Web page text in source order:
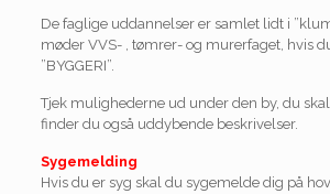
De faglige uddannelser er samlet lidt i
møder VVS- , tømrer- og murerfaget, hvis
”BYGGERI”.
Tjek mulighederne ud under den by, du
finder du også uddybende beskrivelser.
Sygemelding
Hvis du er syg skal du sygemelde dig på